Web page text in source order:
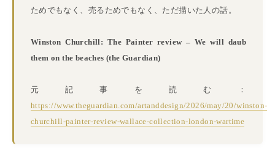
ためでもなく、売るためでもなく、ただ描いた人の話。
Winston Churchill: The Painter review – We will daub
them on the beaches (the Guardian)
元記事を読む：
https://www.theguardian.com/artanddesign/2026/may/20/winston-
churchill-painter-review-wallace-collection-london-wartime